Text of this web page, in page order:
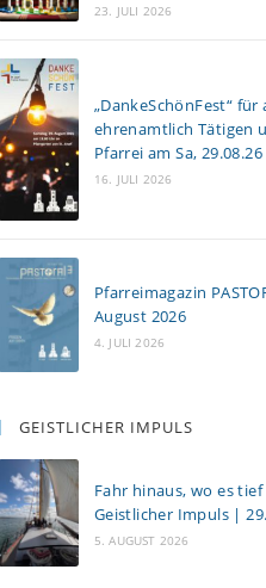
23. JULI 2026
„DankeSchönFest“ für
ehrenamtlich Tätigen
Pfarrei am Sa,
16. JULI 2026
Pfarreimagazin
August 2026
4. JULI 2026
GEISTLICHER IMPULS
Fahr hinaus, wo es
Geistlicher Impuls |
5. AUGUST 2026